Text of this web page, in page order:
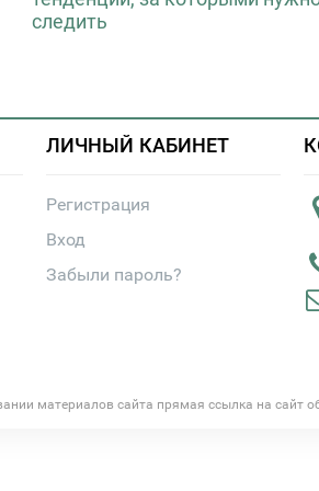
следить
ЛИЧНЫЙ КАБИНЕТ
Регистрация
Вход
Забыли пароль?
материалов сайта прямая ссылка на сайт